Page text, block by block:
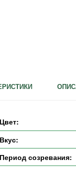
Цвет:
Вкус:
Период созревания: